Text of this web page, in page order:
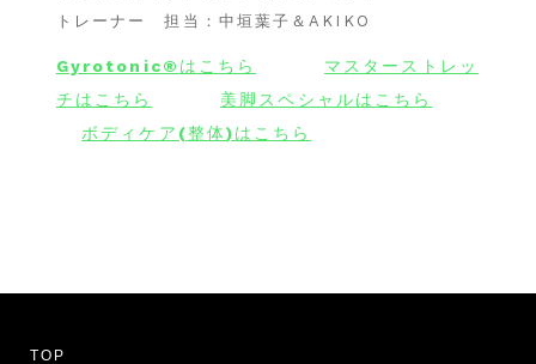
トレーナー 担当：中垣葉子＆AKIKO
Gyrotonic®︎ はこちら
マスターストレッ
チはこちら
美脚スペシャルはこちら
ボディケア (整体)はこちら
TOP